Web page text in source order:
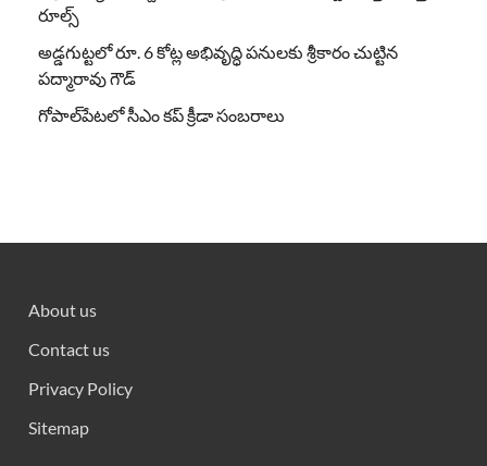
రూల్స్
అడ్డగుట్టలో రూ. 6 కోట్ల అభివృద్ధి పనులకు శ్రీకారం చుట్టిన
పద్మారావు గౌడ్
గోపాల్‌పేటలో సీఎం కప్ క్రీడా సంబరాలు
About us
Contact us
Privacy Policy
Sitemap